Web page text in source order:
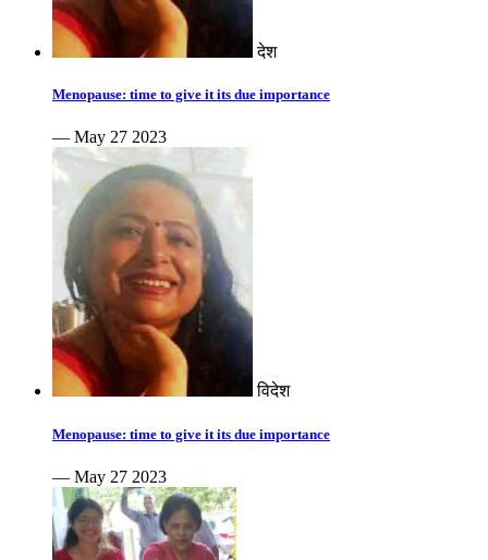
देश
Menopause: time to give it its due importance
— May 27 2023
विदेश
Menopause: time to give it its due importance
— May 27 2023